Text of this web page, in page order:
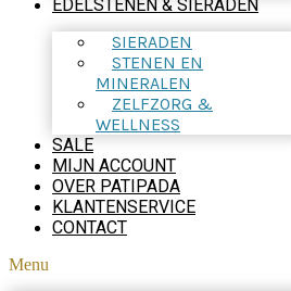
EDELSTENEN & SIERADEN
SIERADEN
STENEN EN
MINERALEN
ZELFZORG &
WELLNESS
SALE
MIJN ACCOUNT
OVER PATIPADA
KLANTENSERVICE
CONTACT
Menu